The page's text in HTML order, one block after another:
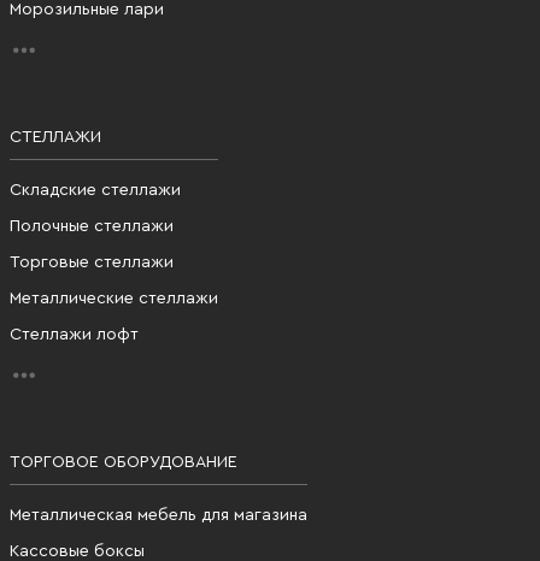
Морозильные лари
СТЕЛЛАЖИ
Складские стеллажи
Полочные стеллажи
Торговые стеллажи
Металлические стеллажи
Стеллажи лофт
ТОРГОВОЕ ОБОРУДОВАНИЕ
Металлическая мебель для магазина
Кассовые боксы